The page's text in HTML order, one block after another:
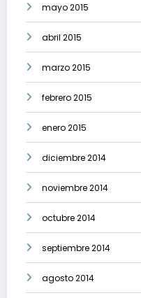
mayo 2015
abril 2015
marzo 2015
febrero 2015
enero 2015
diciembre 2014
noviembre 2014
octubre 2014
septiembre 2014
agosto 2014